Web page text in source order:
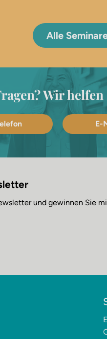
Alle
Wir
E-
und gewinnen Sie